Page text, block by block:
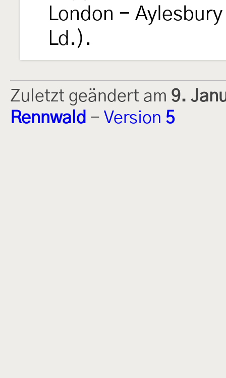
London -
Ld.).
Zuletzt geändert am 9.
Rennwald - Version 5